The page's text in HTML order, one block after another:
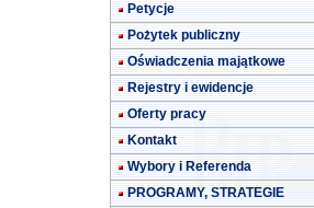
Petycje
Pożytek publiczny
Oświadczenia majątkowe
Rejestry i ewidencje
Oferty pracy
Kontakt
Wybory i Referenda
PROGRAMY, STRATEGIE